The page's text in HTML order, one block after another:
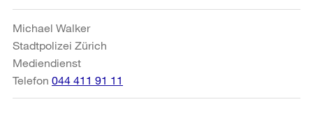
Informationen
Michael Walker
Stadtpolizei Zürich
Mediendienst
Telefon 044 411 91 11